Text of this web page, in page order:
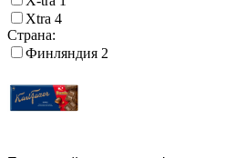
Xtra 4
Страна:
Финляндия 2